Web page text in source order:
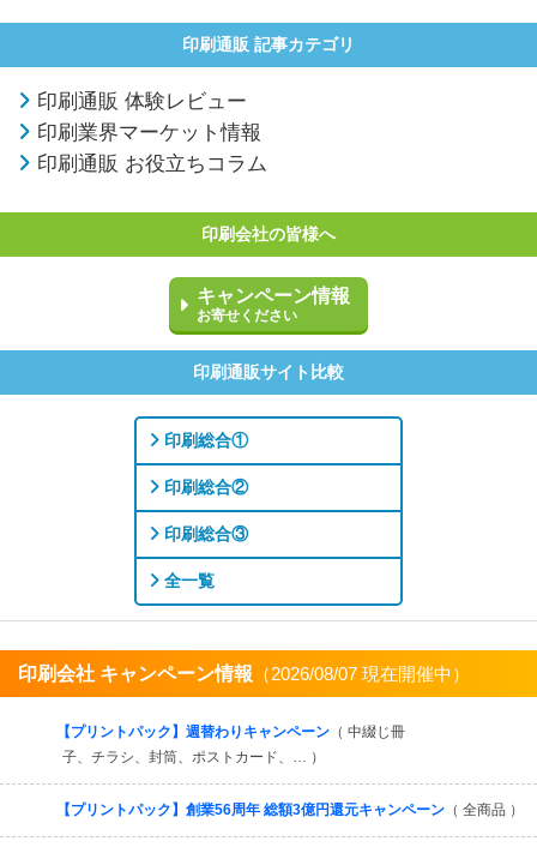
印刷通販 記事カテゴリ
印刷通販 体験レビュー
印刷業界マーケット情報
印刷通販 お役立ちコラム
印刷会社の皆様へ
キャンペーン情報
お寄せください
印刷通販サイト比較
印刷総合①
印刷総合②
印刷総合③
全一覧
印刷会社 キャンペーン情報 （2026/08/07 現在開催中）
【プリントパック】週替わりキャンペーン （ 中綴じ冊
子、チラシ、封筒、ポストカード、… ）
【プリントパック】創業56周年 総額3億円還元キャンペーン （ 全商品 ）